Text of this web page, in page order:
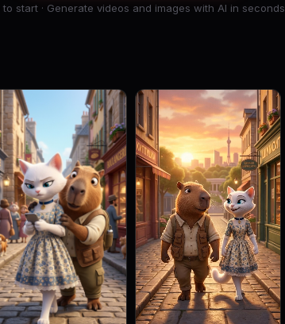
to start · Generate videos and images with AI in seconds